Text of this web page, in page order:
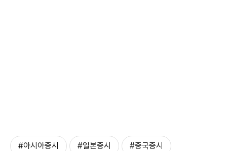
#아시아증시 #일본증시 #중국증시